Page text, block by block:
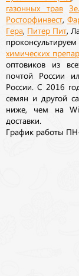
газонных трав
Росторфинвест
Гера Питер Пит ,
химических
оптовиков из
почтой России
России. С 2016
семян и другой
ниже, чем на
доставки.
График работы